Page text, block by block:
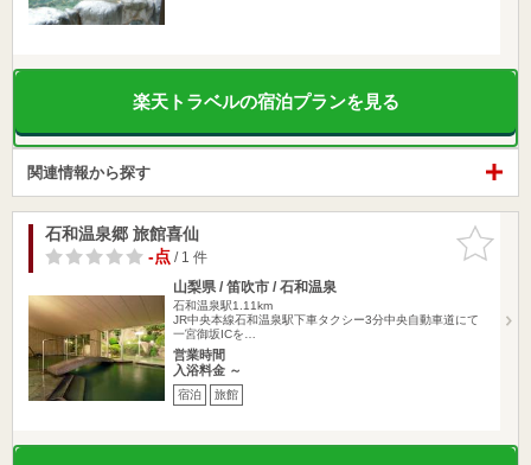
楽天トラベルの宿泊プランを見る
関連情報から探す
お気に入
りに追加
石和温泉郷 旅館喜仙
-点/ 1 件
山梨県 / 笛吹市 / 石和温泉
石和温泉駅1.11km
JR中央本線石和温泉駅下車タクシー3分中央自動車道にて
一宮御坂ICを…
営業時間
入浴料金 ～
宿泊 旅館